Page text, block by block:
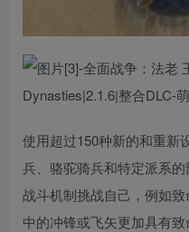
使用超过150种新的和重新
兵、骆驼骑兵和特定派系
战斗机制挑战自己，例如
中的冲锋或飞矢更加具有致